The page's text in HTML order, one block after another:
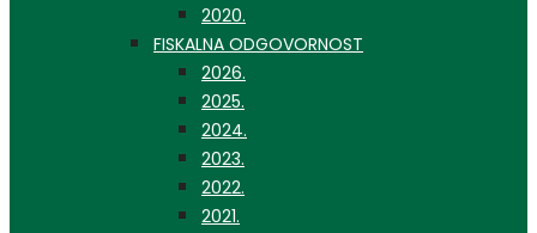
2020.
FISKALNA ODGOVORNOST
2026.
2025.
2024.
2023.
2022.
2021.